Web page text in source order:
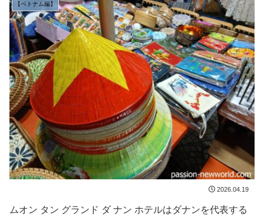
【ベトナム編】
2026.04.19
ムオン タン グランド ダ ナン ホテルはダナンを代表する